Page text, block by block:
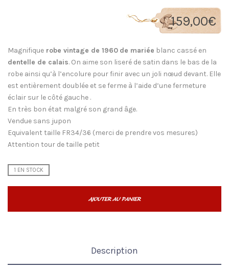
159,00€
Magnifique robe vintage de 1960 de mariée blanc cassé en
dentelle de calais. On aime son liseré de satin dans le bas de la
robe ainsi qu’à l’encolure pour finir avec un joli nœud devant. Elle
est entièrement doublée et se ferme à l’aide d’une fermeture
éclair sur le côté gauche .
En très bon état malgré son grand âge.
Vendue sans jupon
Equivalent taille FR34/36 (merci de prendre vos mesures)
Attention tour de taille petit
1 EN STOCK
AJOUTER AU PANIER
Description